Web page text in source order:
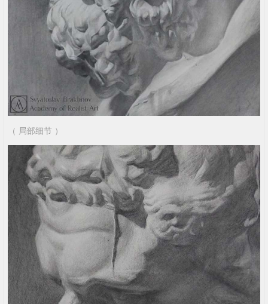
（ 局部细节 ）